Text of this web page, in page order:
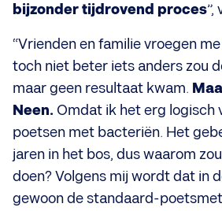
bijzonder tijdrovend proces”,
“Vrienden en familie vroegen
toch niet beter iets anders zou
maar geen resultaat kwam.
Neen. Omdat ik het erg logisch
poetsen met bacteriën. Het
jaren in het bos, dus waarom
doen? Volgens mij wordt dat in
gewoon de standaard-